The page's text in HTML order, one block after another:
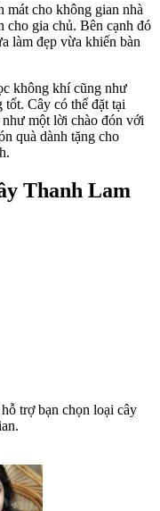
mát cho không gian nhà
cho gia chủ. Bên cạnh đó
làm đẹp vừa khiến bàn
không khí cũng như
Cây có thể đặt tại
như một lời chào đón với
quà dành tặng cho
Thanh Lam
trợ bạn chọn loại cây